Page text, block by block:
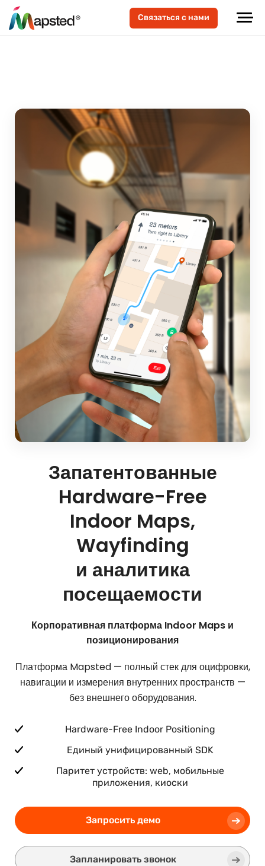
Связаться с нами
Запатентованные
Hardware-Free
Indoor Maps,
Wayfinding
и аналитика
посещаемости
Корпоративная платформа Indoor Maps и
позиционирования
Платформа Mapsted — полный стек для оцифровки,
навигации и измерения внутренних пространств —
без внешнего оборудования.
Hardware-Free Indoor Positioning
Единый унифицированный SDK
Паритет устройств: web, мобильные
приложения, киоски
Запросить демо
Запланировать звонок